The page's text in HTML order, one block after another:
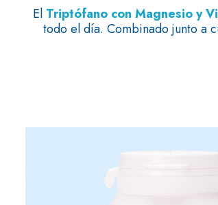
El Triptófano con Magnesio y
todo el día. Combinado junto a